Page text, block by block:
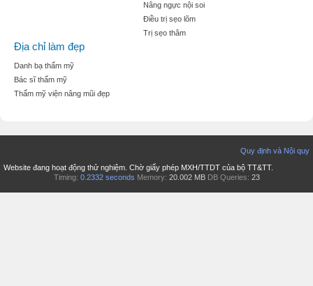
Nâng ngực nội soi
Điều trị sẹo lõm
Trị sẹo thâm
Địa chỉ làm đẹp
Danh bạ thẩm mỹ
Bác sĩ thẩm mỹ
Thẩm mỹ viện nâng mũi đẹp
Quy định và Nội quy
Website đang hoạt động thử nghiệm. Chờ giấy phép MXH/TTDT của bộ TT&TT.
Timing: 0.2332 seconds Memory: 20.002 MB DB Queries: 23